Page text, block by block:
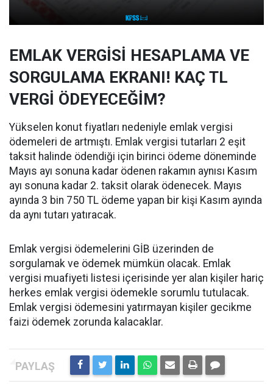
EMLAK VERGİSİ HESAPLAMA VE
SORGULAMA EKRANI! KAÇ TL
VERGİ ÖDEYECEĞİM?
Yükselen konut fiyatları nedeniyle emlak vergisi
ödemeleri de artmıştı. Emlak vergisi tutarları 2 eşit
taksit halinde ödendiği için birinci ödeme döneminde
Mayıs ayı sonuna kadar ödenen rakamın aynısı Kasım
ayı sonuna kadar 2. taksit olarak ödenecek. Mayıs
ayında 3 bin 750 TL ödeme yapan bir kişi Kasım ayında
da aynı tutarı yatıracak.
Emlak vergisi ödemelerini GİB üzerinden de
sorgulamak ve ödemek mümkün olacak. Emlak
vergisi muafiyeti listesi içerisinde yer alan kişiler hariç
herkes emlak vergisi ödemekle sorumlu tutulacak.
Emlak vergisi ödemesini yatırmayan kişiler gecikme
faizi ödemek zorunda kalacaklar.